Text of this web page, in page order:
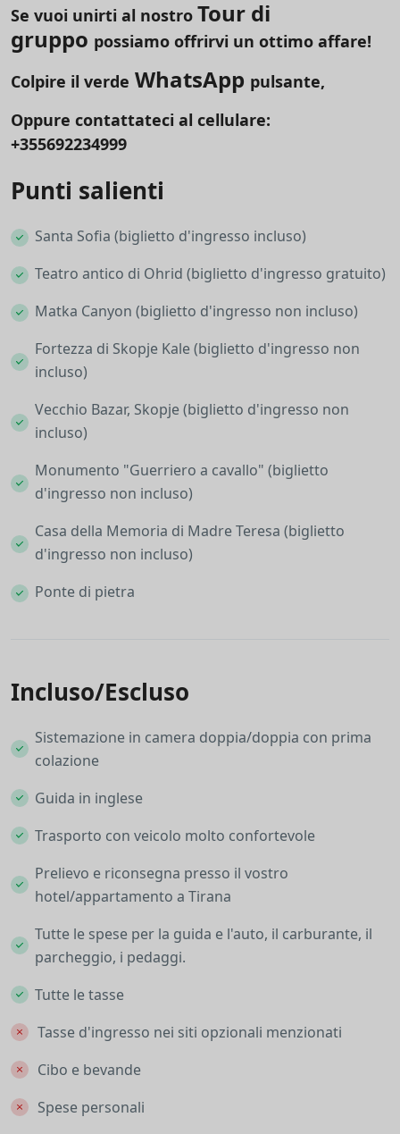
Se vuoi unirti al nostro Tour di
gruppo possiamo offrirvi un ottimo affare!
Colpire il verde WhatsApp pulsante,
Oppure contattateci al cellulare:
+355692234999
Punti salienti
Santa Sofia (biglietto d'ingresso incluso)
Teatro antico di Ohrid (biglietto d'ingresso gratuito)
Matka Canyon (biglietto d'ingresso non incluso)
Fortezza di Skopje Kale (biglietto d'ingresso non
incluso)
Vecchio Bazar, Skopje (biglietto d'ingresso non
incluso)
Monumento "Guerriero a cavallo" (biglietto
d'ingresso non incluso)
Casa della Memoria di Madre Teresa (biglietto
d'ingresso non incluso)
Ponte di pietra
Incluso/Escluso
Sistemazione in camera doppia/doppia con prima
colazione
Guida in inglese
Trasporto con veicolo molto confortevole
Prelievo e riconsegna presso il vostro
hotel/appartamento a Tirana
Tutte le spese per la guida e l'auto, il carburante, il
parcheggio, i pedaggi.
Tutte le tasse
Tasse d'ingresso nei siti opzionali menzionati
Cibo e bevande
Spese personali